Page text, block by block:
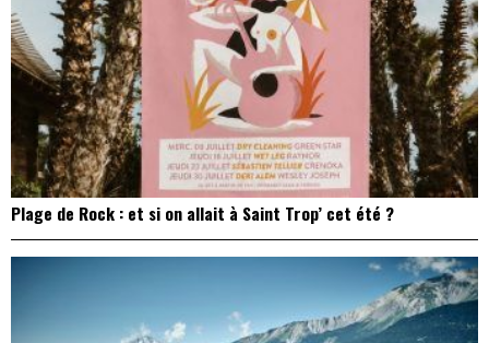
Plage de Rock : et si on allait à Saint Trop’ cet été ?